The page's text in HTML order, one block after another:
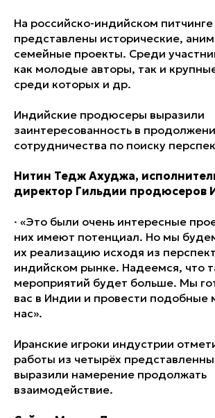
На российско-индийском
представлены исторические,
семейные проекты. Среди
как молодые авторы, так и
среди которых и др.
Индийские продюсеры выразили
заинтересованность в
сотрудничества по поиску
Нитин Тедж Ахуджа,
директор Гильдии продюсеров
· «Это были очень интересные
них имеют потенциал. Но мы
их реализацию исходя из
индийском рынке. Надеемся, что
мероприятий будет больше. Мы
вас в Индии и провести подобные
нас».
Иранские игроки индустрии
работы из четырёх
выразили намерение продолжать
взаимодействие.